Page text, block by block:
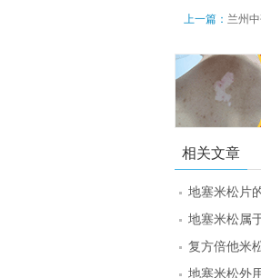
上一篇： 兰州
相关文章
地塞米松片
地塞米松属
复方倍他米
地塞米松外